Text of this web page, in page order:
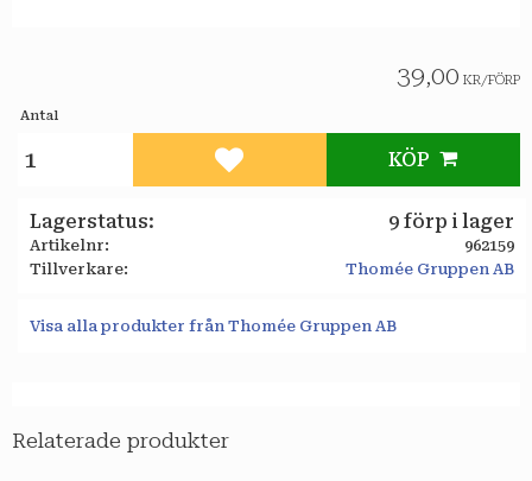
39,00 KR/FÖRP
Antal
KÖP
Lägg till i favoriter
Lagerstatus 9 förp i lager
Artikelnr
962159
Tillverkare
Thomée Gruppen AB
Visa alla produkter från Thomée Gruppen AB
Relaterade produkter